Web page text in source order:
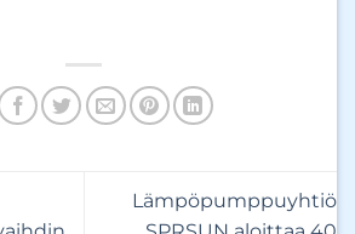
Lämpöpumppuyhtiö